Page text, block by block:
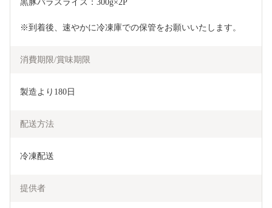
黒豚バラスライス：300g×2P
※到着後、速やかに冷凍庫での保管をお願いいたします。
消費期限/賞味期限
製造より180日
配送方法
冷凍配送
提供者